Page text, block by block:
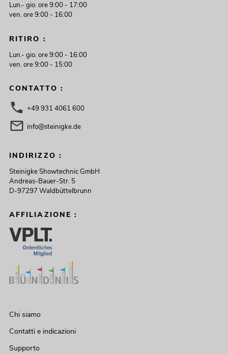
Lun.- gio. ore 9:00 - 17:00
ven. ore 9:00 - 16:00
RITIRO :
Lun.- gio. ore 9:00 - 16:00
ven. ore 9:00 - 15:00
CONTATTO :
+49 931 4061 600
info@steinigke.de
INDIRIZZO :
Steinigke Showtechnic GmbH
Andreas-Bauer-Str. 5
D-97297 Waldbüttelbrunn
AFFILIAZIONE :
Chi siamo
Contatti e indicazioni
Supporto